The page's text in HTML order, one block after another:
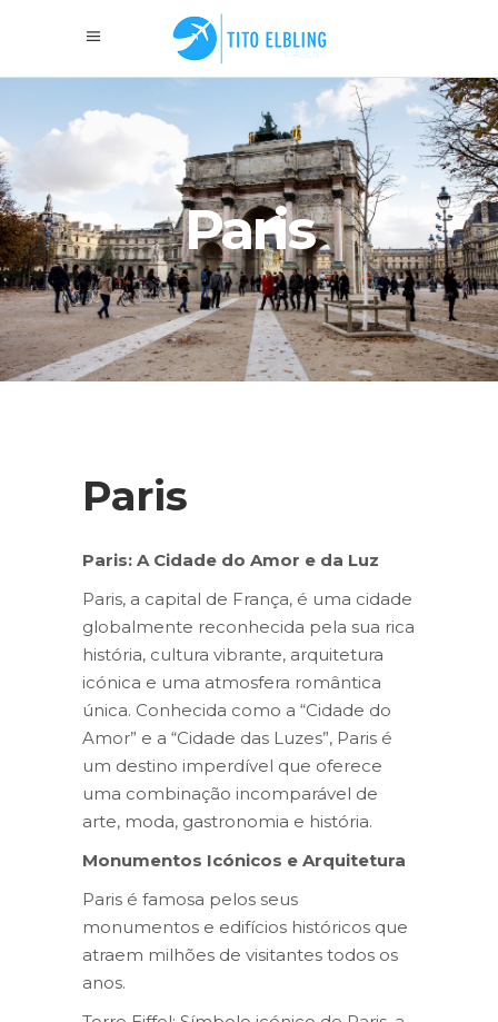
Paris
Paris
Paris: A Cidade do Amor e da Luz
Paris, a capital de França, é uma cidade
globalmente reconhecida pela sua rica
história, cultura vibrante, arquitetura
icónica e uma atmosfera romântica
única. Conhecida como a “Cidade do
Amor” e a “Cidade das Luzes”, Paris é
um destino imperdível que oferece
uma combinação incomparável de
arte, moda, gastronomia e história.
Monumentos Icónicos e Arquitetura
Paris é famosa pelos seus
monumentos e edifícios históricos que
atraem milhões de visitantes todos os
anos.